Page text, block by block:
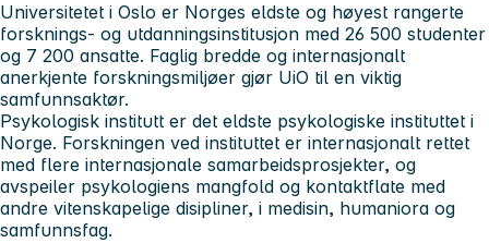
Universitetet i Oslo er Norges eldste og høyest rangerte
forsknings- og utdanningsinstitusjon med 26 500 studenter
og 7 200 ansatte. Faglig bredde og internasjonalt
anerkjente forskningsmiljøer gjør UiO til en viktig
samfunnsaktør.
Psykologisk institutt er det eldste psykologiske instituttet i
Norge. Forskningen ved instituttet er internasjonalt rettet
med flere internasjonale samarbeidsprosjekter, og
avspeiler psykologiens mangfold og kontaktflate med
andre vitenskapelige disipliner, i medisin, humaniora og
samfunnsfag.